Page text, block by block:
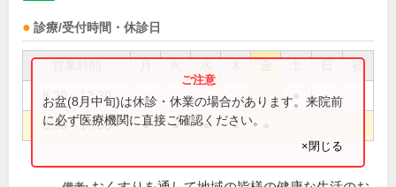
診療/受付時間・休診日
祝
8:30～12:30
8:30～17:30 ● ● ● ●
お盆(8月中旬)は休診・休業の場合があります。来院前
に必ず医療機関に直接ご確認ください。
×閉じる